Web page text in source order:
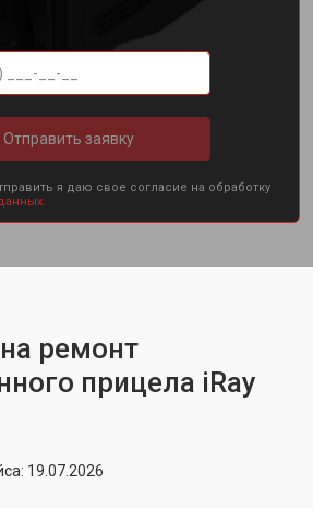
Отправить заявку
я даю свое согласие на обработку
ремонт
прицела iRay
19.07.2026